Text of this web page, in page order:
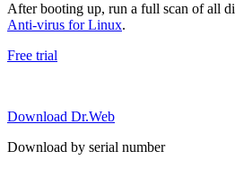
After booting up, run a full scan of all
Anti-virus for Linux.
Free trial
Download Dr.Web
Download by serial number